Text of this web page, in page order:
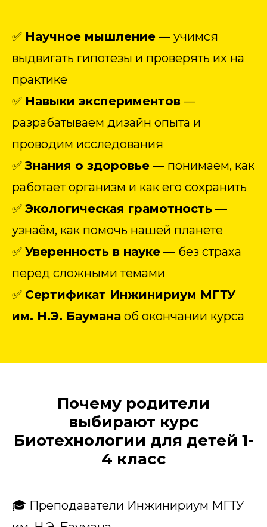
✅ Научное мышление — учимся
выдвигать гипотезы и проверять их на
практике
✅ Навыки экспериментов —
разрабатываем дизайн опыта и
проводим исследования
✅Знания о здоровье — понимаем, как
работает организм и как его сохранить
✅ Экологическая грамотность —
узнаём, как помочь нашей планете
✅ Уверенность в науке — без страха
перед сложными темами
✅ Сертификат Инжинириум МГТУ
им. Н.Э. Баумана об окончании курса
Почему родители
выбирают курс
Биотехнологии для детей 1-
4 класс
🎓 Преподаватели Инжинириум МГТУ